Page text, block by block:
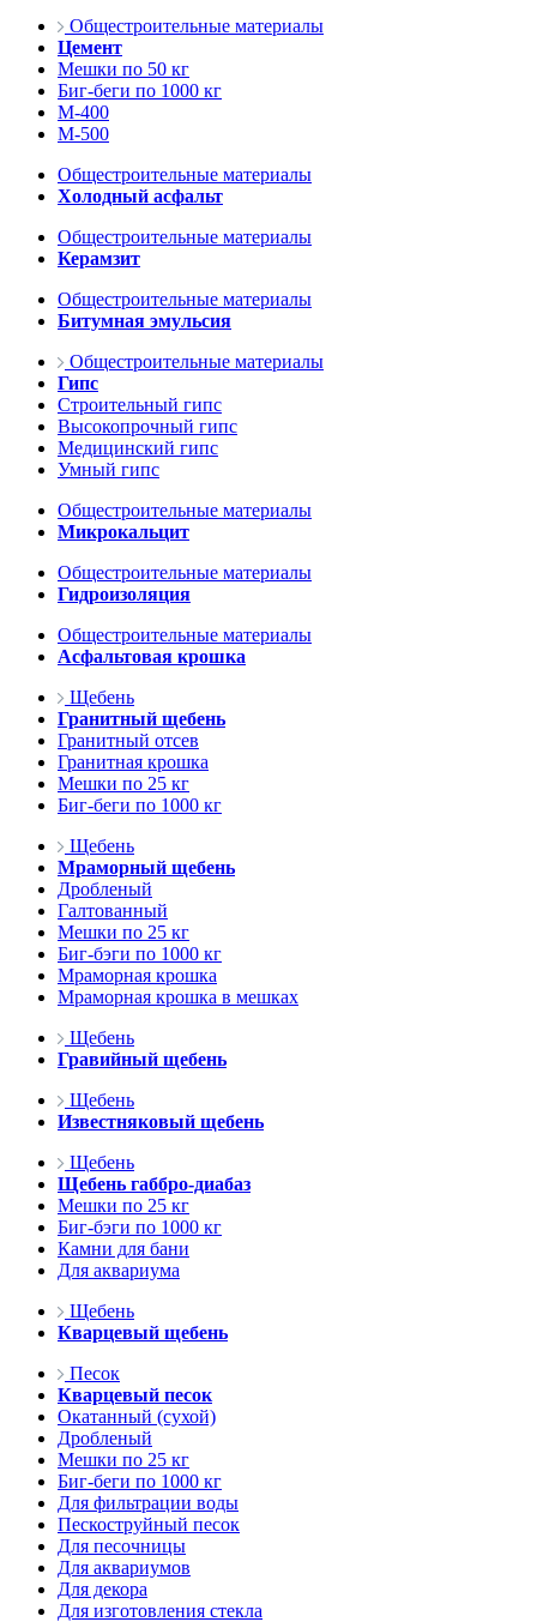
Общестроительные материалы
Цемент
Мешки по 50 кг
Биг-беги по 1000 кг
М-400
М-500
Общестроительные материалы
Холодный асфальт
Общестроительные материалы
Керамзит
Общестроительные материалы
Битумная эмульсия
Общестроительные материалы
Гипс
Строительный гипс
Высокопрочный гипс
Медицинский гипс
Умный гипс
Общестроительные материалы
Микрокальцит
Общестроительные материалы
Гидроизоляция
Общестроительные материалы
Асфальтовая крошка
Щебень
Гранитный щебень
Гранитный отсев
Гранитная крошка
Мешки по 25 кг
Биг-беги по 1000 кг
Щебень
Мраморный щебень
Дробленый
Галтованный
Мешки по 25 кг
Биг-бэги по 1000 кг
Мраморная крошка
Мраморная крошка в мешках
Щебень
Гравийный щебень
Щебень
Известняковый щебень
Щебень
Щебень габбро-диабаз
Мешки по 25 кг
Биг-бэги по 1000 кг
Камни для бани
Для аквариума
Щебень
Кварцевый щебень
Песок
Кварцевый песок
Окатанный (сухой)
Дробленый
Мешки по 25 кг
Биг-беги по 1000 кг
Для фильтрации воды
Пескоструйный песок
Для песочницы
Для аквариумов
Для декора
Для изготовления стекла